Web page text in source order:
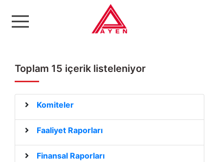
Ayen Enerji A.Ş
Toplam 15 içerik listeleniyor
Komiteler
Faaliyet Raporları
Finansal Raporları